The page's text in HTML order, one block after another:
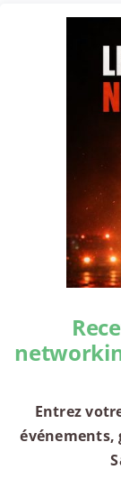
Entrez
événements,